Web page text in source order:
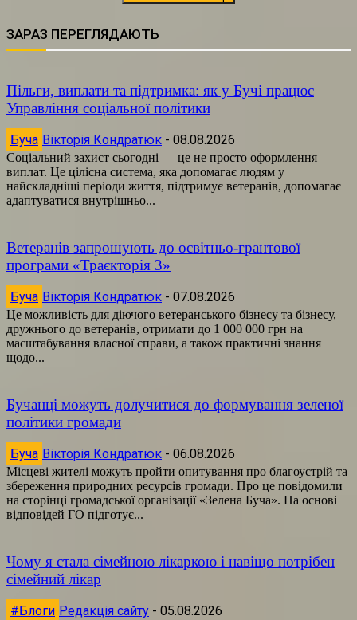
ЗАРАЗ ПЕРЕГЛЯДАЮТЬ
Пільги, виплати та підтримка: як у Бучі працює
Управління соціальної політики
Буча Вікторія Кондратюк - 08.08.2026
Соціальний захист сьогодні — це не просто оформлення
виплат. Це цілісна система, яка допомагає людям у
найскладніші періоди життя, підтримує ветеранів, допомагає
адаптуватися внутрішньо...
Ветеранів запрошують до освітньо-грантової
програми «Траєкторія 3»
Буча Вікторія Кондратюк - 07.08.2026
Це можливість для діючого ветеранського бізнесу та бізнесу,
дружнього до ветеранів, отримати до 1 000 000 грн на
масштабування власної справи, а також практичні знання
щодо...
Бучанці можуть долучитися до формування зеленої
політики громади
Буча Вікторія Кондратюк - 06.08.2026
Місцеві жителі можуть пройти опитування про благоустрій та
збереження природних ресурсів громади. Про це повідомили
на сторінці громадської організації «Зелена Буча». На основі
відповідей ГО підготує...
Чому я стала сімейною лікаркою і навіщо потрібен
сімейний лікар
#Блоги Редакція сайту - 05.08.2026